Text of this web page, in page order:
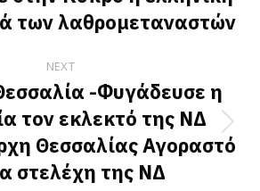
Previous
post:
των λαθρομεταναστών
NEXT
Next
post:
-Φυγάδευσε η
τον εκλεκτό της ΝΔ
Θεσσαλίας Αγοραστό
στελέχη της ΝΔ